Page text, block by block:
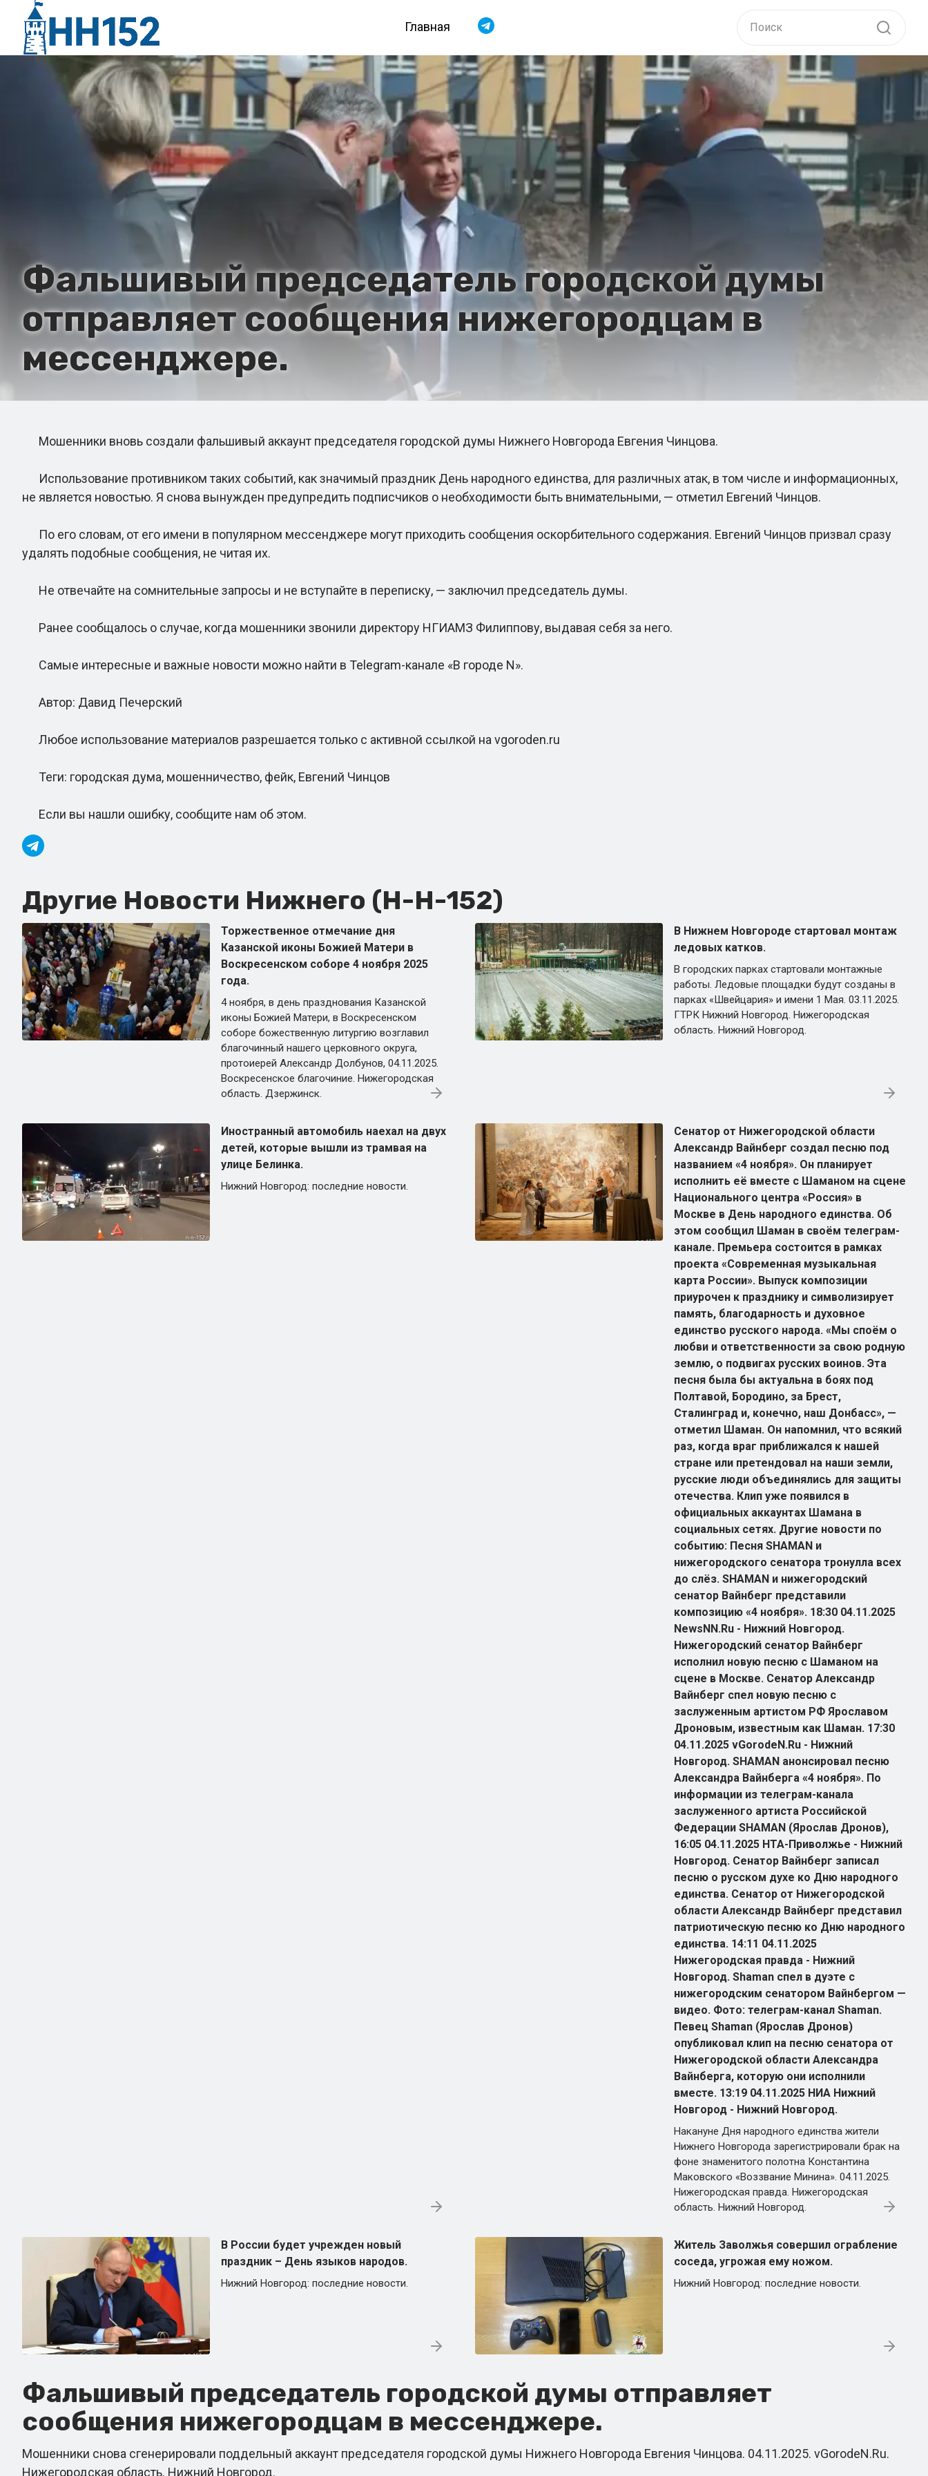
Главная
Фальшивый председатель городской думы
отправляет сообщения нижегородцам в
мессенджере.
Мошенники вновь создали фальшивый аккаунт председателя городской думы Нижнего Новгорода Евгения Чинцова.
Использование противником таких событий, как значимый праздник День народного единства, для различных атак, в том числе и информационных,
не является новостью. Я снова вынужден предупредить подписчиков о необходимости быть внимательными, — отметил Евгений Чинцов.
По его словам, от его имени в популярном мессенджере могут приходить сообщения оскорбительного содержания. Евгений Чинцов призвал сразу
удалять подобные сообщения, не читая их.
Не отвечайте на сомнительные запросы и не вступайте в переписку, — заключил председатель думы.
Ранее сообщалось о случае, когда мошенники звонили директору НГИАМЗ Филиппову, выдавая себя за него.
Самые интересные и важные новости можно найти в Telegram-канале «В городе N».
Автор: Давид Печерский
Любое использование материалов разрешается только с активной ссылкой на vgoroden.ru
Теги: городская дума, мошенничество, фейк, Евгений Чинцов
Если вы нашли ошибку, сообщите нам об этом.
Другие Новости Нижнего (Н-Н-152)
Торжественное отмечание дня
Казанской иконы Божией Матери в
Воскресенском соборе 4 ноября 2025
года.
4 ноября, в день празднования Казанской
иконы Божией Матери, в Воскресенском
соборе божественную литургию возглавил
благочинный нашего церковного округа,
протоиерей Александр Долбунов, 04.11.2025.
Воскресенское благочиние. Нижегородская
область. Дзержинск.
В Нижнем Новгороде стартовал монтаж
ледовых катков.
В городских парках стартовали монтажные
работы. Ледовые площадки будут созданы в
парках «Швейцария» и имени 1 Мая. 03.11.2025.
ГТРК Нижний Новгород. Нижегородская
область. Нижний Новгород.
Иностранный автомобиль наехал на двух
детей, которые вышли из трамвая на
улице Белинка.
Нижний Новгород: последние новости.
Сенатор от Нижегородской области
Александр Вайнберг создал песню под
названием «4 ноября». Он планирует
исполнить её вместе с Шаманом на сцене
Национального центра «Россия» в
Москве в День народного единства. Об
этом сообщил Шаман в своём телеграм-
канале. Премьера состоится в рамках
проекта «Современная музыкальная
карта России». Выпуск композиции
приурочен к празднику и символизирует
память, благодарность и духовное
единство русского народа. «Мы споём о
любви и ответственности за свою родную
землю, о подвигах русских воинов. Эта
песня была бы актуальна в боях под
Полтавой, Бородино, за Брест,
Сталинград и, конечно, наш Донбасс», —
отметил Шаман. Он напомнил, что всякий
раз, когда враг приближался к нашей
стране или претендовал на наши земли,
русские люди объединялись для защиты
отечества. Клип уже появился в
официальных аккаунтах Шамана в
социальных сетях. Другие новости по
событию: Песня SHAMAN и
нижегородского сенатора тронулла всех
до слёз. SHAMAN и нижегородский
сенатор Вайнберг представили
композицию «4 ноября». 18:30 04.11.2025
NewsNN.Ru - Нижний Новгород.
Нижегородский сенатор Вайнберг
исполнил новую песню с Шаманом на
сцене в Москве. Сенатор Александр
Вайнберг спел новую песню с
заслуженным артистом РФ Ярославом
Дроновым, известным как Шаман. 17:30
04.11.2025 vGorodeN.Ru - Нижний
Новгород. SHAMAN анонсировал песню
Александра Вайнберга «4 ноября». По
информации из телеграм-канала
заслуженного артиста Российской
Федерации SHAMAN (Ярослав Дронов),
16:05 04.11.2025 НТА-Приволжье - Нижний
Новгород. Сенатор Вайнберг записал
песню о русском духе ко Дню народного
единства. Сенатор от Нижегородской
области Александр Вайнберг представил
патриотическую песню ко Дню народного
единства. 14:11 04.11.2025
Нижегородская правда - Нижний
Новгород. Shaman спел в дуэте с
нижегородским сенатором Вайнбергом —
видео. Фото: телеграм-канал Shaman.
Певец Shaman (Ярослав Дронов)
опубликовал клип на песню сенатора от
Нижегородской области Александра
Вайнберга, которую они исполнили
вместе. 13:19 04.11.2025 НИА Нижний
Новгород - Нижний Новгород.
Накануне Дня народного единства жители
Нижнего Новгорода зарегистрировали брак на
фоне знаменитого полотна Константина
Маковского «Воззвание Минина». 04.11.2025.
Нижегородская правда. Нижегородская
область. Нижний Новгород.
В России будет учрежден новый
праздник – День языков народов.
Нижний Новгород: последние новости.
Житель Заволжья совершил ограбление
соседа, угрожая ему ножом.
Нижний Новгород: последние новости.
Фальшивый председатель городской думы отправляет
сообщения нижегородцам в мессенджере.
Мошенники снова сгенерировали поддельный аккаунт председателя городской думы Нижнего Новгорода Евгения Чинцова. 04.11.2025. vGorodeN.Ru.
Нижегородская область. Нижний Новгород.